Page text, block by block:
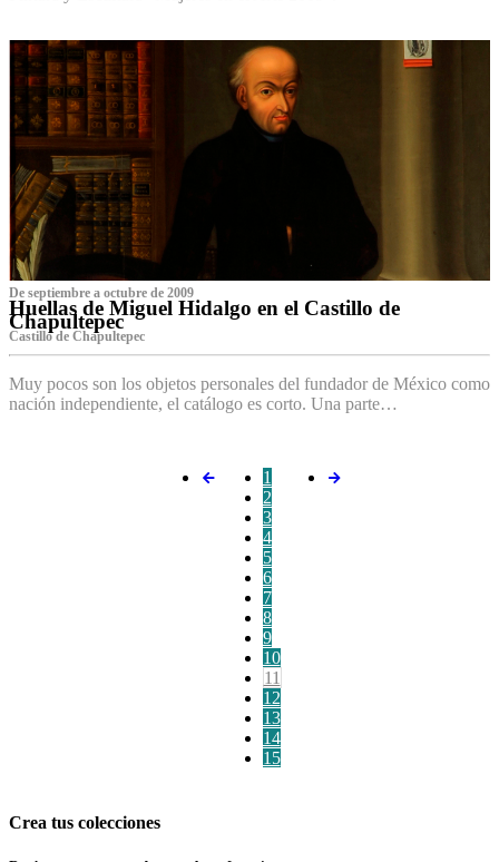
De septiembre a octubre de 2009
Huellas de Miguel Hidalgo en el Castillo de
Chapultepec
Castillo de Chapultepec
Muy pocos son los objetos personales del fundador de México como
nación independiente, el catálogo es corto. Una parte…
1
2
3
4
5
6
7
8
9
10
11
12
13
14
15
Crea tus colecciones